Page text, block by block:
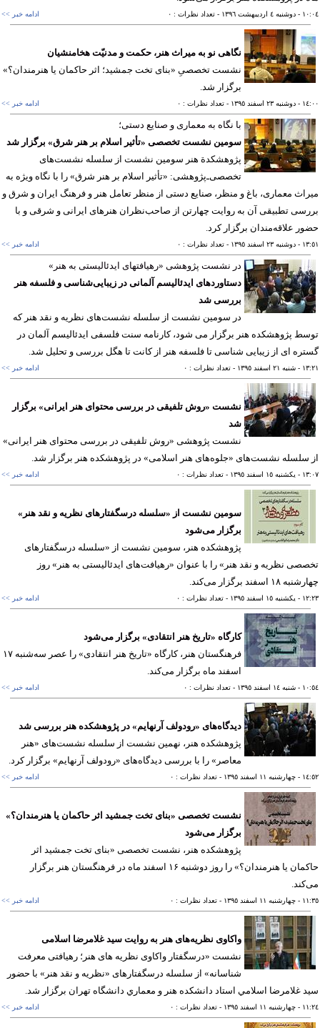
- دوشنبه ٤ ارديبهشت ١٣٩٦ - تعداد نظرات : ٠ ادامه خبر >>
نگاهی نو به میراث هنر، حکمت و مدنیّت هخامنشیان
نشست تخصصیِ «بنای تخت جمشید؛ اثر حاکمان یا هنرمندان؟»
برگزار شد.
- دوشنبه ٢٣ اسفند ١٣٩٥ - تعداد نظرات : ٠ ادامه خبر >>
با نگاه به معماری و صنایع دستی؛
سومین نشست تخصصی «تأثیر اسلام بر هنر شرق» برگزار شد
پژوهشکدة هنر سومین نشست از سلسله نشست‌های
تخصصی‌ـ‌پژوهشی: «تأثیر اسلام بر هنر شرق» را با نگاه ویژه به
معماری، باغ و منظر، صنایع دستی از منظر تعامل هنر و فرهنگ ایران و شرق و
تطبیقی آن به روایت چهارتن از صاحب‌نظران هنرهای ایرانی و شرقی و با
علاقه‌مندان برگزار کرد.
- دوشنبه ٢٣ اسفند ١٣٩٥ - تعداد نظرات : ٠ ادامه خبر >>
در نشست پژوهشی «رهیافتهای ایدئالیستی به هنر»
دستاوردهای ایدئالیسم آلمانی در زیبایی‌شناسی و فلسفه هنر
بررسی شد
در سومین نشست از سلسله نشست‌های نظریه و نقد هنر که
پژوهشکده هنر برگزار می شود، کارنامه سنت فلسفی ایدئالیسم آلمان در
ای از زیبایی شناسی تا فلسفه هنر از کانت تا هگل بررسی و تحلیل شد.
- شنبه ٢١ اسفند ١٣٩٥ - تعداد نظرات : ٠ ادامه خبر >>
نشست «روش تلفیقی در بررسی محتوای هنر ایرانی» برگزار
شد
نشست پژوهشی «روش تلفیقی در بررسی محتوای هنر ایرانی»
سلسله نشست‌های «جلوه‌های هنر اسلامی» در پژوهشکده هنر برگزار شد.
- يکشنبه ١٥ اسفند ١٣٩٥ - تعداد نظرات : ٠ ادامه خبر >>
سومین نشست از «سلسله درسگفتارهای نظریه و نقد هنر»
برگزار می‌شود
پژوهشكده هنر، سومین نشست از «سلسله درسگفتارهای
نظریه و نقد هنر» را با عنوان «رهیافت‌های ایدئالیستی به هنر» روز
۱۸ اسفند برگزار می‌كند.
- يکشنبه ١٥ اسفند ١٣٩٥ - تعداد نظرات : ٠ ادامه خبر >>
کارگاه «تاریخ هنر انتقادی» برگزار می‌شود
فرهنگستان هنر، کارگاه «تاریخ هنر انتقادی» را عصر سه‌شنبه ۱۷
اسفند ماه برگزار می‌کند.
- شنبه ١٤ اسفند ١٣٩٥ - تعداد نظرات : ٠ ادامه خبر >>
دیدگاه‌های «رودولف آرنهایم» در پژوهشكده هنر بررسی شد
پژوهشکده هنر، نهمین نشست از سلسله نشست‌های «هنر
معاصر» را با بررسی دیدگاه‌های «رودولف آرنهایم» برگزار کرد.
- چهارشنبه ١١ اسفند ١٣٩٥ - تعداد نظرات : ٠ ادامه خبر >>
نشست تخصصی «بنای تخت جمشید اثر حاكمان یا هنرمندان؟»
برگزار می‌شود
پژوهشكده هنر، نشست تخصصی «بنای تخت جمشید اثر
حاكمان یا هنرمندان؟» را روز دوشنبه ۱۶ اسفند ماه در فرهنگستان هنر برگزار
- چهارشنبه ١١ اسفند ١٣٩٥ - تعداد نظرات : ٠ ادامه خبر >>
واکاوی نظریه‌های هنر به روایت سید غلامرضا اسلامی
نشست «درسگفتار واکاوی نظریه های هنر؛ رهیافتی معرفت
شناسانه» از سلسله درسگفتارهای «نظریه و نقد هنر» با حضور
غلامرضا اسلامي استاد دانشكده هنر و معماري دانشگاه تهران برگزار شد.
- چهارشنبه ١١ اسفند ١٣٩٥ - تعداد نظرات : ٠ ادامه خبر >>